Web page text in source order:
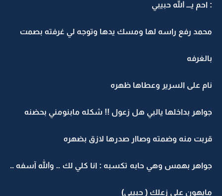
: احم يـــ الله حبيبي
محمد رفع راسه لها ومسك يدها وتوجه لي غرفته بصمت
بالغرفه
نام على السرير وعطاها ظهره
جواهر بداخلها يالبي هل زعول !! شكله مابنومني بحضنه
قربت منه وضمته وصاار صدرها لازق بضهره
جواهر بهمس وهي حابه تكسبه : انا كلي لك .. والله آسفه ..
مايهون علي زعلك ( حبيبي)